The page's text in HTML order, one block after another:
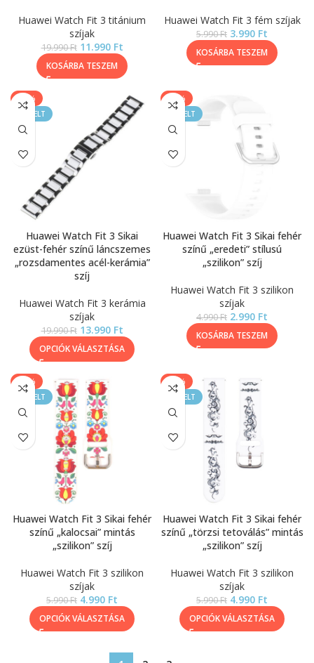
Huawei Watch Fit 3 titánium
szíjak
19.990Ft 11.990 Ft
KOSÁRBA TESZEM
Huawei Watch Fit 3 fém szíjak
5.990Ft 3.990 Ft
KOSÁRBA TESZEM
-30%
KIEMELT
Huawei Watch Fit 3 Sikai
ezüst-fehér színű láncszemes
„rozsdamentes acél-kerámia”
szíj
Huawei Watch Fit 3 kerámia
szíjak
19.990Ft 13.990 Ft
OPCIÓK VÁLASZTÁSA
-40%
KIEMELT
Huawei Watch Fit 3 Sikai fehér
színű „eredeti” stílusú
„szilikon” szíj
Huawei Watch Fit 3 szilikon
szíjak
4.990Ft 2.990 Ft
KOSÁRBA TESZEM
-17%
KIEMELT
Huawei Watch Fit 3 Sikai fehér
színű „kalocsai” mintás
„szilikon” szíj
Huawei Watch Fit 3 szilikon
szíjak
5.990Ft 4.990 Ft
OPCIÓK VÁLASZTÁSA
-17%
KIEMELT
Huawei Watch Fit 3 Sikai fehér
színű „törzsi tetoválás” mintás
„szilikon” szíj
Huawei Watch Fit 3 szilikon
szíjak
5.990Ft 4.990 Ft
OPCIÓK VÁLASZTÁSA